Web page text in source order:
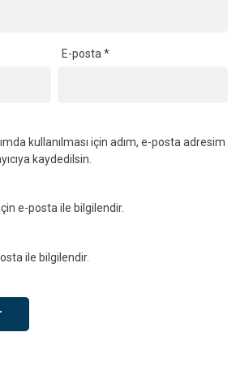
E-posta*
kullanılması için adım, e-posta adresim
kaydedilsin.
e-posta ile bilgilendir.
ile bilgilendir.